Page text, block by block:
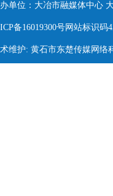
单位：大冶市融媒体中心
备16019300号网站标识码
维护: 黄石市东楚传媒网络